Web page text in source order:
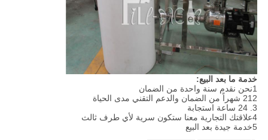
خدمة ما بعد البيع:
1نحن نقدم سنة واحدة من الضمان
212 شهراً من الضمان والدعم التقني مدى الحياة
3. 24 ساعة استجابة
4علاقتك التجارية معنا ستكون سرية لأي طرف ثالث
5خدمة جيدة بعد البيع